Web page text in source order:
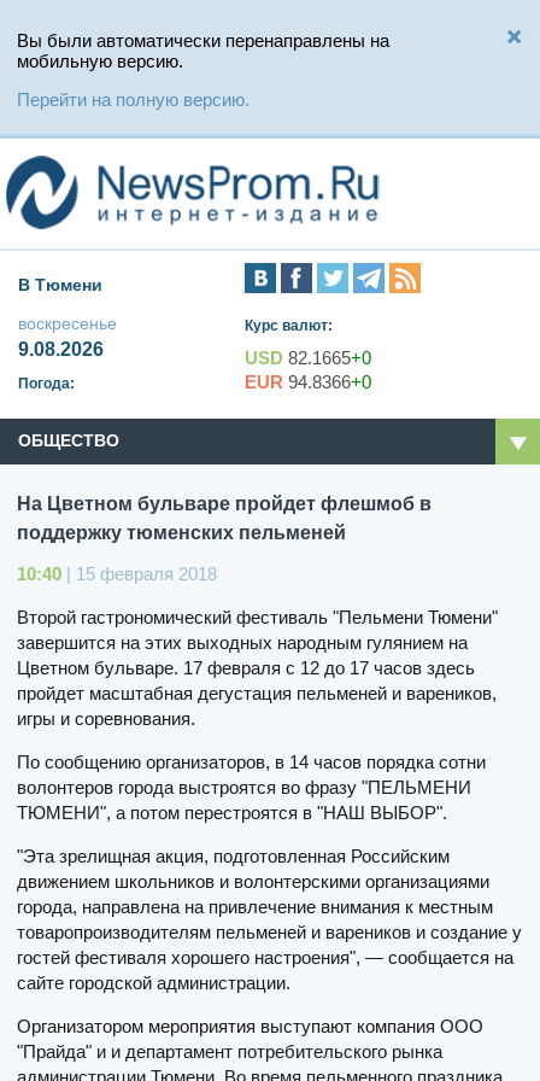
Вы были автоматически перенаправлены на
мобильную версию.
Перейти на полную версию.
В Тюмени
воскресенье
9.08.2026
Погода:
Курс валют:
USD 82.1665+0
EUR 94.8366+0
ОБЩЕСТВО
На Цветном бульваре пройдет флешмоб в
поддержку тюменских пельменей
10:40 | 15 февраля 2018
Второй гастрономический фестиваль "Пельмени Тюмени"
завершится на этих выходных народным гулянием на
Цветном бульваре. 17 февраля с 12 до 17 часов здесь
пройдет масштабная дегустация пельменей и вареников,
игры и соревнования.
По сообщению организаторов, в 14 часов порядка сотни
волонтеров города выстроятся во фразу "ПЕЛЬМЕНИ
ТЮМЕНИ", а потом перестроятся в "НАШ ВЫБОР".
"Эта зрелищная акция, подготовленная Российским
движением школьников и волонтерскими организациями
города, направлена на привлечение внимания к местным
товаропроизводителям пельменей и вареников и создание у
гостей фестиваля хорошего настроения", — сообщается на
сайте городской администрации.
Организатором мероприятия выступают компания ООО
"Прайда" и и департамент потребительского рынка
администрации Тюмени. Во время пельменного праздника